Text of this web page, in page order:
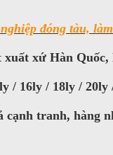
đóng tàu,
xứ Hàn
/ 16ly / 18ly / 20ly
tranh, hàng